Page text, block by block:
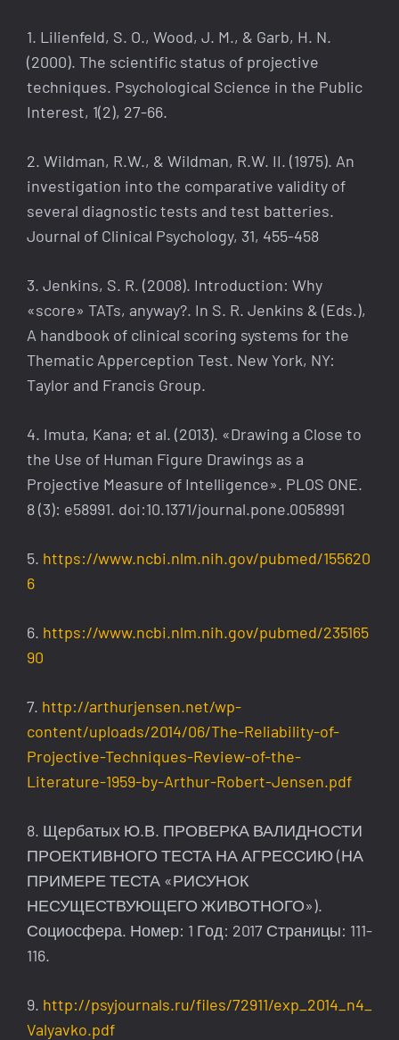
1. Lilienfeld, S. O., Wood, J. M., & Garb, H. N.
(2000). The scientific status of projective
techniques. Psychological Science in the Public
Interest, 1(2), 27-66.
2. Wildman, R.W., & Wildman, R.W. II. (1975). An
investigation into the comparative validity of
several diagnostic tests and test batteries.
Journal of Clinical Psychology, 31, 455-458
3. Jenkins, S. R. (2008). Introduction: Why
«score» TATs, anyway?. In S. R. Jenkins & (Eds.),
A handbook of clinical scoring systems for the
Thematic Apperception Test. New York, NY:
Taylor and Francis Group.
4. Imuta, Kana; et al. (2013). «Drawing a Close to
the Use of Human Figure Drawings as a
Projective Measure of Intelligence». PLOS ONE.
8 (3): e58991. doi:10.1371/journal.pone.0058991
5. https://www.ncbi.nlm.nih.gov/pubmed/155620
6
6. https://www.ncbi.nlm.nih.gov/pubmed/235165
90
7. http://arthurjensen.net/wp-
content/uploads/2014/06/The-Reliability-of-
Projective-Techniques-Review-of-the-
Literature-1959-by-Arthur-Robert-Jensen.pdf
8. Щербатых Ю.В. ПРОВЕРКА ВАЛИДНОСТИ
ПРОЕКТИВНОГО ТЕСТА НА АГРЕССИЮ (НА
ПРИМЕРЕ ТЕСТА «РИСУНОК
НЕСУЩЕСТВУЮЩЕГО ЖИВОТНОГО»).
Социосфера. Номер: 1 Год: 2017 Страницы: 111-
116.
9. http://psyjournals.ru/files/72911/exp_2014_n4_
Valyavko.pdf